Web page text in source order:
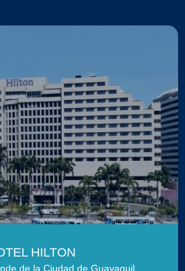
HILTON
de la Ciudad de Guayaquil